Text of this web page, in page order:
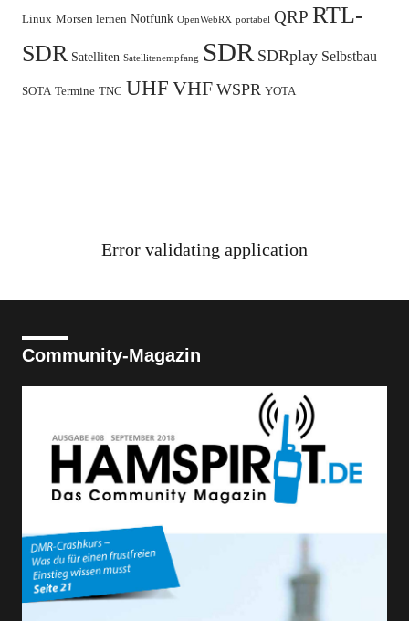
Linux Morsen lernen Notfunk OpenWebRX portabel QRP RTL-
SDR Satelliten Satellitenempfang SDR SDRplay Selbstbau
SOTA Termine TNC UHF VHF WSPR YOTA
Error validating application
Community-Magazin